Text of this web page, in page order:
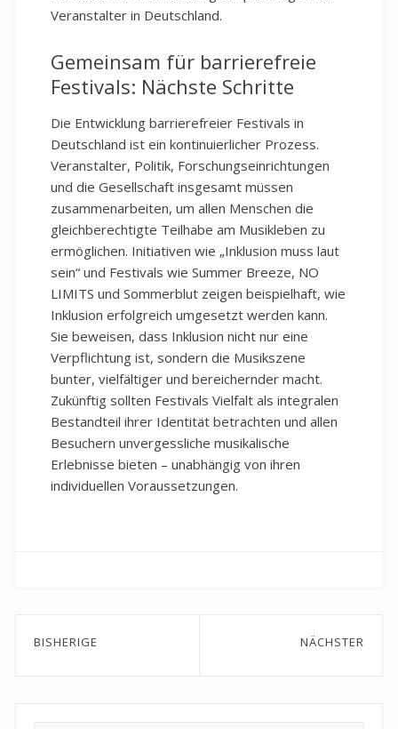
Veranstalter in Deutschland.
Gemeinsam für barrierefreie
Festivals: Nächste Schritte
Die Entwicklung barrierefreier Festivals in
Deutschland ist ein kontinuierlicher Prozess.
Veranstalter, Politik, Forschungseinrichtungen
und die Gesellschaft insgesamt müssen
zusammenarbeiten, um allen Menschen die
gleichberechtigte Teilhabe am Musikleben zu
ermöglichen. Initiativen wie „Inklusion muss laut
sein“ und Festivals wie Summer Breeze, NO
LIMITS und Sommerblut zeigen beispielhaft, wie
Inklusion erfolgreich umgesetzt werden kann.
Sie beweisen, dass Inklusion nicht nur eine
Verpflichtung ist, sondern die Musikszene
bunter, vielfältiger und bereichernder macht.
Zukünftig sollten Festivals Vielfalt als integralen
Bestandteil ihrer Identität betrachten und allen
Besuchern unvergessliche musikalische
Erlebnisse bieten – unabhängig von ihren
individuellen Voraussetzungen.
Beitragsnavigation
BISHERIGE NÄCHSTER